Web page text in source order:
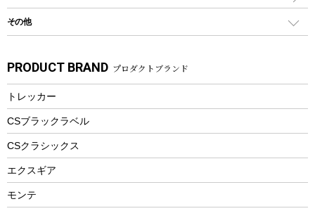
バーベキューツール
カトラリー
マグカップ、カップ
ステンレスボトル
フードボトル
トレー
ランチョンマット
ランチボックス
その他アウトドア雑貨
スプレー関係
ツール、他
パドル
ヘルメット
エアーポンプ
アクセサリー
シティサイクル
自転車ウェア
ラッシュガード
パラソル
フローティングベスト
ヘルメット
エアーポンプ
ビーチテント
ウィンター
その他
湯たんぽ
防災用品
PRODUCT BRAND プロダクトブランド
トレッカー
CSブラックラベル
CSクラシックス
エクスギア
モンテ